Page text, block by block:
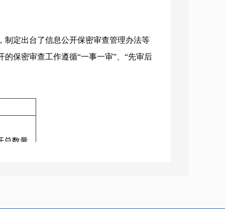
定出台了信息公开保密审查管理办法等
保密审查工作遵循“一事一审”、“先审后
总数量